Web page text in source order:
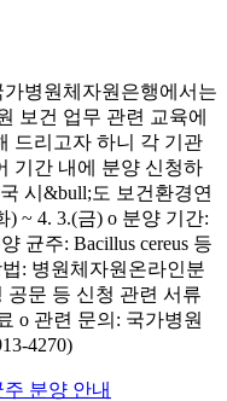
병원체자원은행에서는
보건 업무 관련 교육에
드리고자 하니 각 기관
기간 내에 분양 신청하
시&bull;도 보건환경연
) ~ 4. 3.(금) o 분양 기간:
균주: Bacillus cereus 등
: 병원체자원온라인분
공문 등 신청 관련 서류
o 관련 문의: 국가병원
4270)
분양 안내